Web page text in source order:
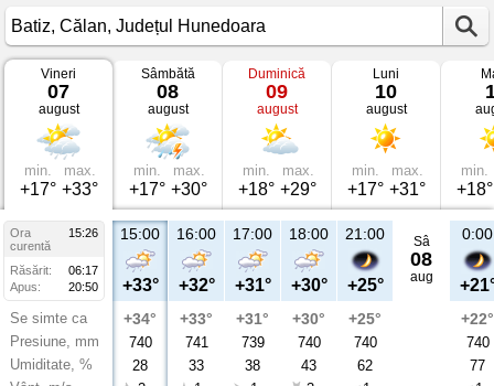
Vremea
Batiz
Călan,
Județul
Hunedoara
Vineri
07
august
min.
+17°
max.
+33°
Sâmbătă
08
august
min.
+17°
max.
+30°
Duminică
09
august
min.
+18°
max.
+29°
Luni
10
august
min.
+17°
max.
+31°
min.
+18°
Ora
15:26
curentă
Răsărit:
06:17
Apus:
20:50
Se simte ca
Presiune, mm
Umiditate, %
15:00
+33°
+34°
740
28
16:00
+32°
+33°
741
33
17:00
+31°
+31°
739
38
18:00
+30°
+30°
740
43
21:00
+25°
+25°
740
62
Sâ
08
aug
0:00
+22°
740
77